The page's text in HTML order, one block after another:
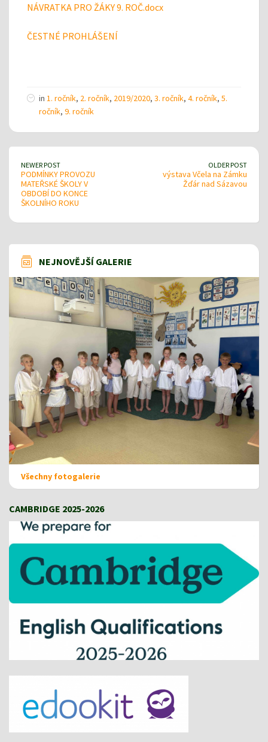
NÁVRATKA PRO ŽÁKY 9. ROČ.docx
ČESTNÉ PROHLÁŠENÍ
in 1. ročník, 2. ročník, 2019/2020, 3. ročník, 4. ročník, 5.
ročník, 9. ročník
NEWER POST
PODMÍNKY PROVOZU
MATEŘSKÉ ŠKOLY V
OBDOBÍ DO KONCE
ŠKOLNÍHO ROKU
OLDER POST
výstava Včela na Zámku
Žďár nad Sázavou
NEJNOVĚJŠÍ GALERIE
Všechny fotogalerie
CAMBRIDGE 2025-2026